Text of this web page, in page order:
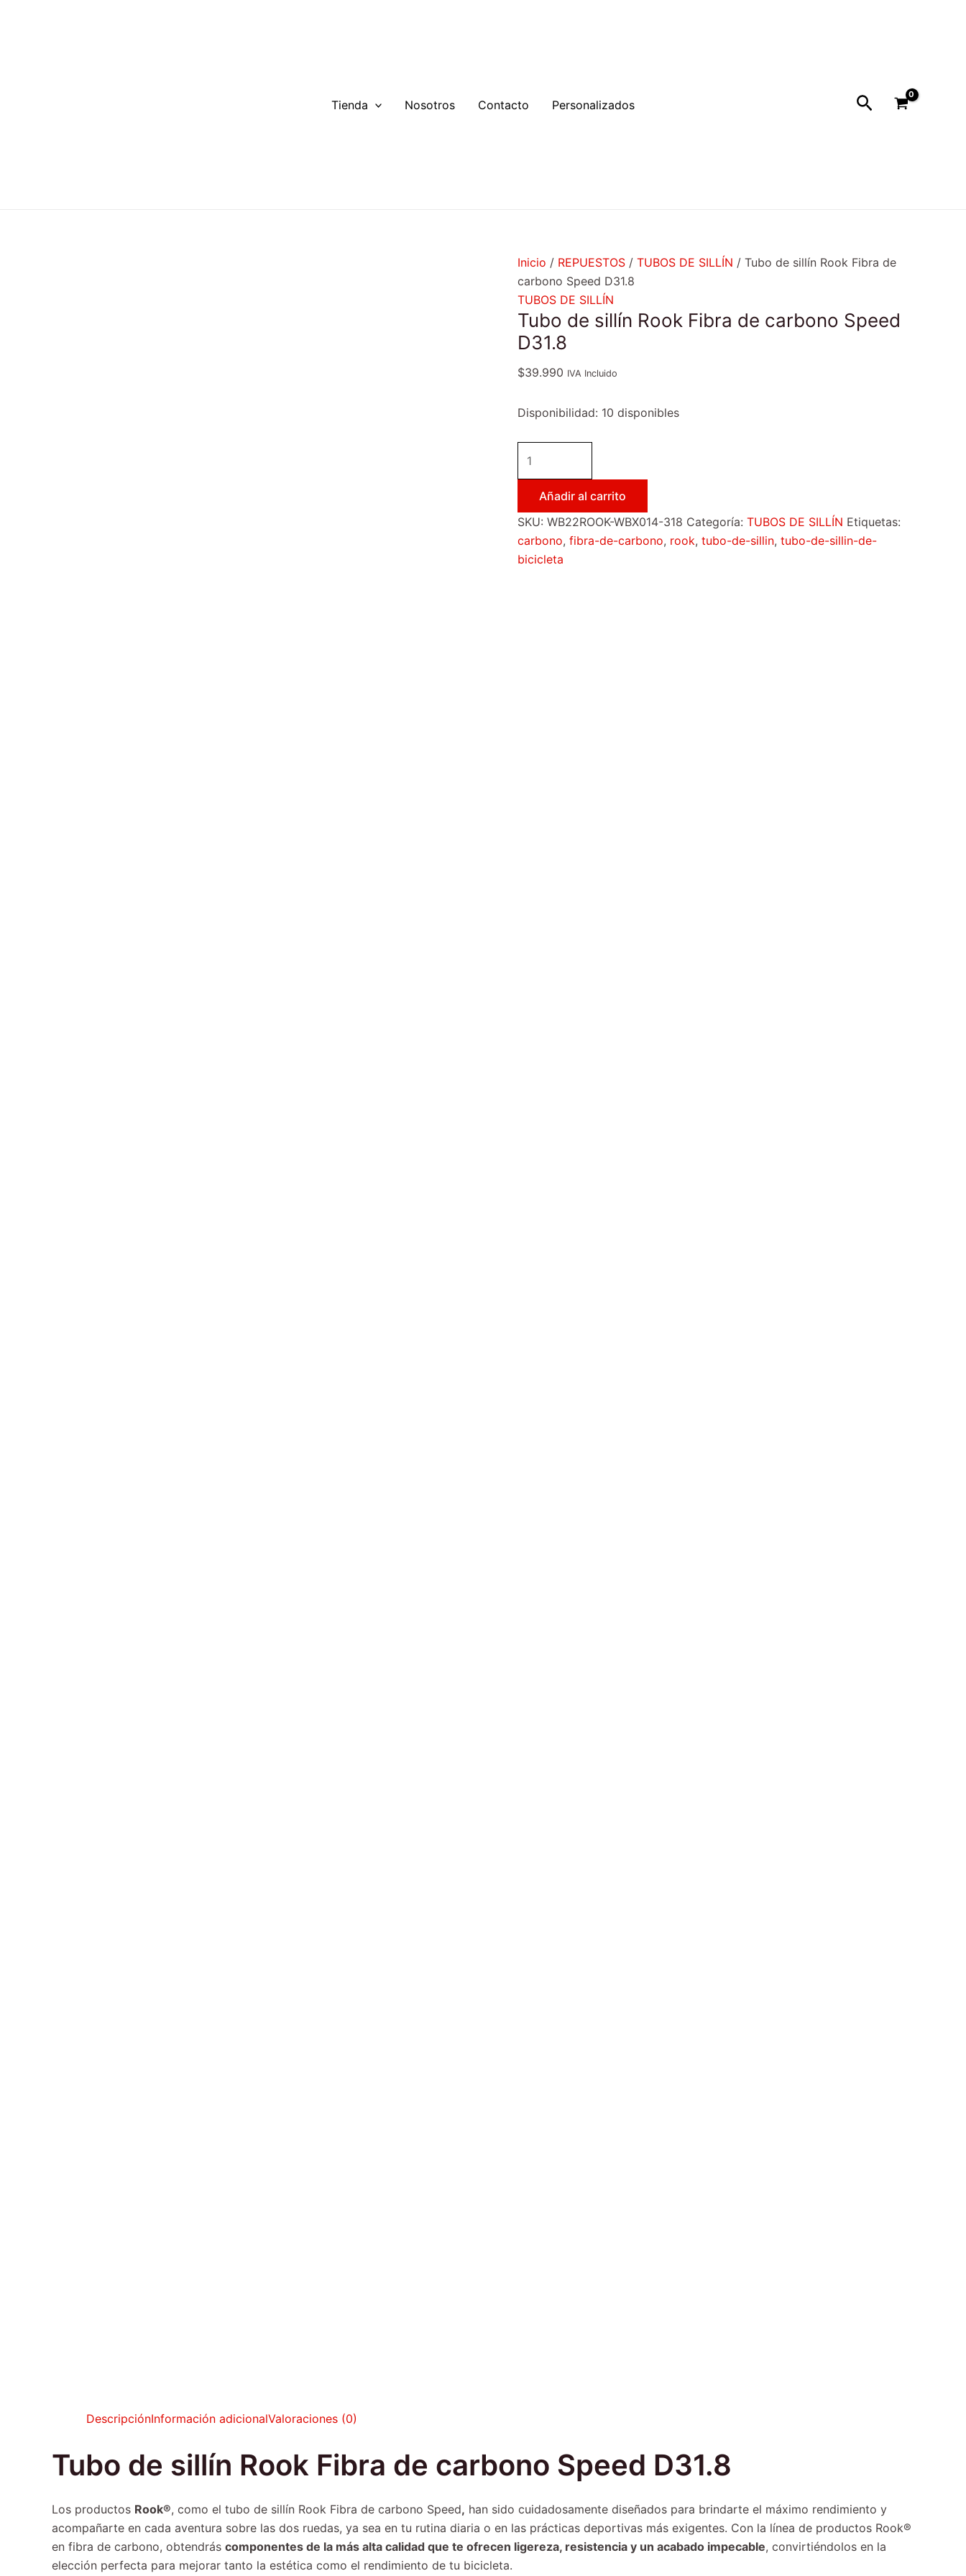
Tienda Nosotros Contacto Personalizados Buscar
Inicio / REPUESTOS / TUBOS DE SILLÍN / Tubo de sillín Rook Fibra de
carbono Speed D31.8
TUBOS DE SILLÍN
Tubo de sillín Rook Fibra de carbono Speed
D31.8
$39.990 IVA Incluido
Disponibilidad: 10 disponibles
de
Añadir al carrito
SKU: WB22ROOK-WBX014-318 Categoría: TUBOS DE SILLÍN Etiquetas:
carbono, fibra-de-carbono, rook, tubo-de-sillin, tubo-de-sillin-de-
bicicleta
DescripciónInformación adicionalValoraciones (0)
Tubo de sillín Rook Fibra de carbono Speed D31.8
Los productos Rook®, como el tubo de sillín Rook Fibra de carbono Speed, han sido cuidadosamente diseñados para brindarte el máximo rendimiento y
acompañarte en cada aventura sobre las dos ruedas, ya sea en tu rutina diaria o en las prácticas deportivas más exigentes. Con la línea de productos Rook®
en fibra de carbono, obtendrás componentes de la más alta calidad que te ofrecen ligereza, resistencia y un acabado impecable, convirtiéndolos en la
elección perfecta para mejorar tanto la estética como el rendimiento de tu bicicleta.